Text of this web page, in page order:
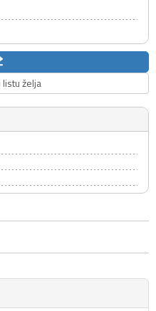
želja